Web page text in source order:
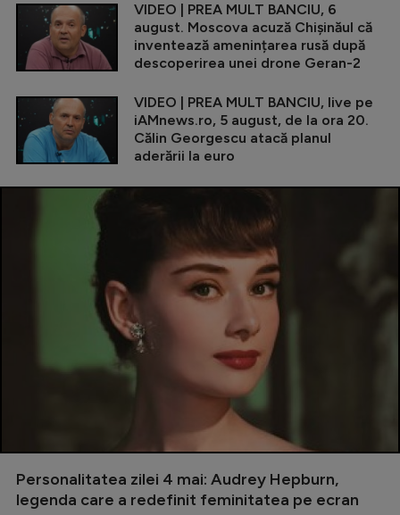
VIDEO | PREA MULT BANCIU, 6
august. Moscova acuză Chișinăul că
inventează amenințarea rusă după
descoperirea unei drone Geran-2
VIDEO | PREA MULT BANCIU, live pe
iAMnews.ro, 5 august, de la ora 20.
Călin Georgescu atacă planul
aderării la euro
Personalitatea zilei 4 mai: Audrey Hepburn,
legenda care a redefinit feminitatea pe ecran